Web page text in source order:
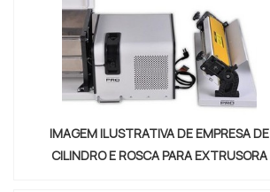
IMAGEM ILUSTRATIVA DE EMPRESA DE
CILINDRO E ROSCA PARA EXTRUSORA